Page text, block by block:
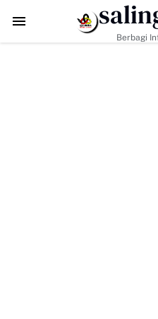
TMMD ke-129 Tak Hanya
Berbagi